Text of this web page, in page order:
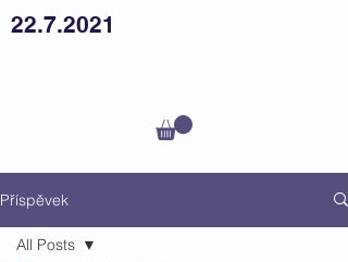
22.7.2021
Příspěvek
All Posts